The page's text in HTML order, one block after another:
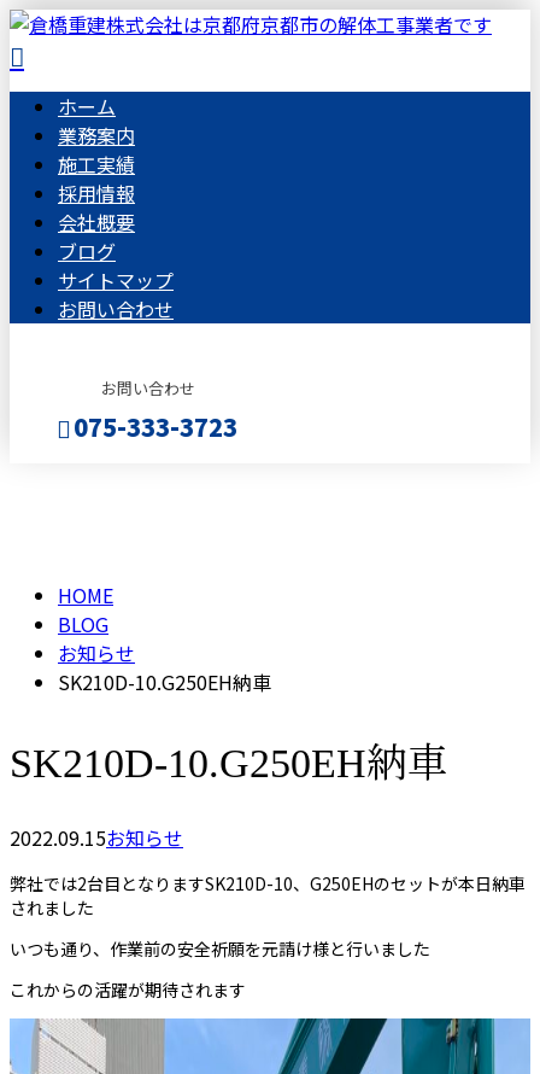
ホーム
業務案内
施工実績
採用情報
会社概要
ブログ
サイトマップ
お問い合わせ
お問い合わせ
075-333-3723
HOME
BLOG
お知らせ
SK210D-10.G250EH納車
SK210D-10.G250EH納車
2022.09.15お知らせ
弊社では2台目となりますSK210D-10、G250EHのセットが本日納車
されました
いつも通り、作業前の安全祈願を元請け様と行いました
これからの活躍が期待されます